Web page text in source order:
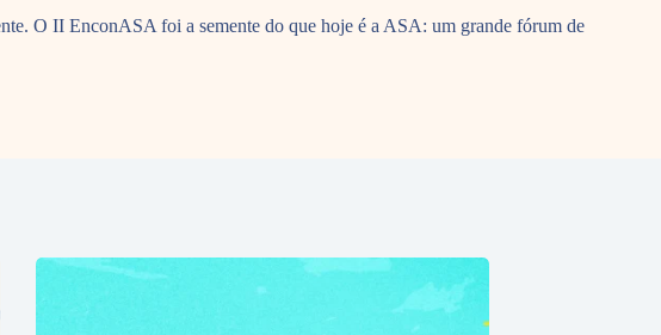
O II EnconASA foi a semente do que hoje é a ASA: um grande fórum de